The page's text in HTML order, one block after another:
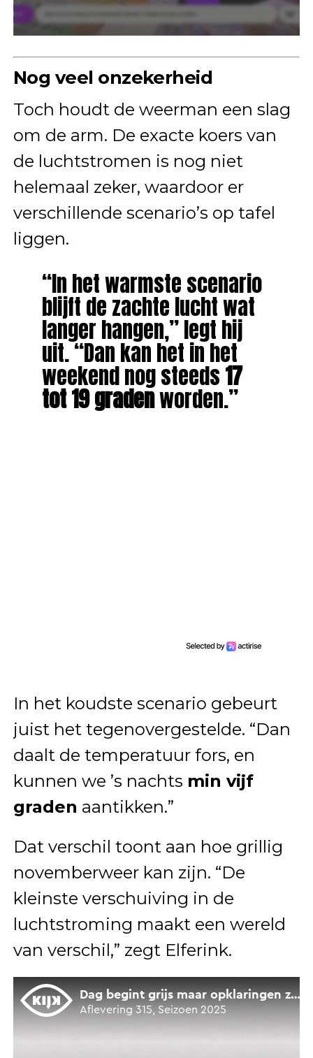
Nog veel onzekerheid
Toch houdt de weerman een slag
om de arm. De exacte koers van
de luchtstromen is nog niet
helemaal zeker, waardoor er
verschillende scenario’s op tafel
liggen.
“In het warmste scenario
blijft de zachte lucht wat
langer hangen,” legt hij
uit. “Dan kan het in het
weekend nog steeds17
tot 19 gradenworden.”
In het koudste scenario gebeurt
juist het tegenovergestelde. “Dan
daalt de temperatuur fors, en
kunnen we ’s nachts min vijf
graden aantikken.”
Dat verschil toont aan hoe grillig
novemberweer kan zijn. “De
kleinste verschuiving in de
luchtstroming maakt een wereld
van verschil,” zegt Elferink.